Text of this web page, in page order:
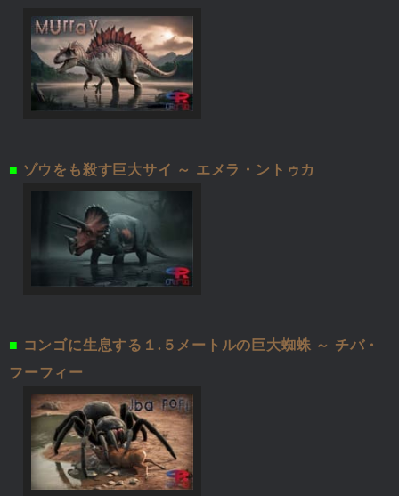
■ ゾウをも殺す巨大サイ ～ エメラ・ントゥカ
■ コンゴに生息する１.５メートルの巨大蜘蛛 ～ チバ・
フーフィー